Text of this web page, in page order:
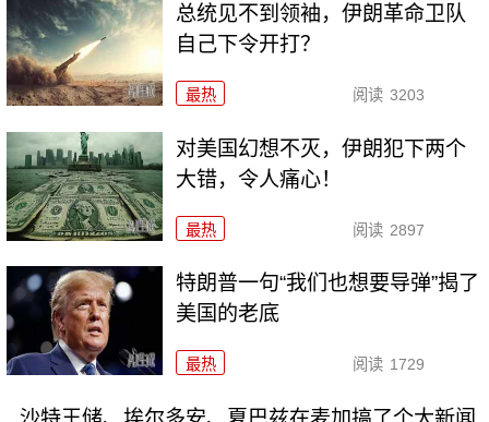
总统见不到领袖，伊朗革命卫队
自己下令开打？
最热 阅读 3203
对美国幻想不灭，伊朗犯下两个
大错，令人痛心！
最热 阅读 2897
特朗普一句“我们也想要导弹”揭了
美国的老底
最热 阅读 1729